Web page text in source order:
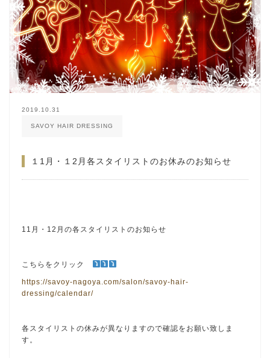
2019.10.31
SAVOY HAIR DRESSING
１1月・１2月各スタイリストのお休みのお知らせ
11月・12月の各スタイリストのお知らせ
こちらをクリック
https://savoy-nagoya.com/salon/savoy-hair-
dressing/calendar/
各スタイリストの休みが異なりますので確認をお願い致しま
す。